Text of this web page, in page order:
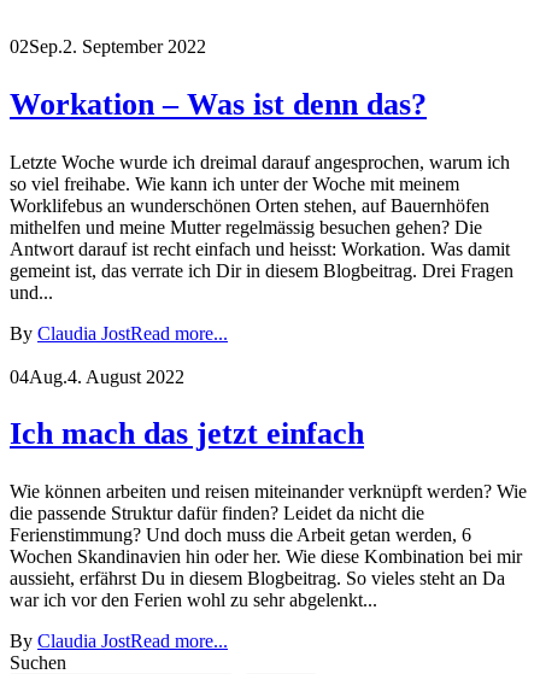
02Sep.2. September 2022
Workation – Was ist denn das?
Letzte Woche wurde ich dreimal darauf angesprochen, warum ich
so viel freihabe. Wie kann ich unter der Woche mit meinem
Worklifebus an wunderschönen Orten stehen, auf Bauernhöfen
mithelfen und meine Mutter regelmässig besuchen gehen? Die
Antwort darauf ist recht einfach und heisst: Workation. Was damit
gemeint ist, das verrate ich Dir in diesem Blogbeitrag. Drei Fragen
und...
By Claudia JostRead more...
04Aug.4. August 2022
Ich mach das jetzt einfach
Wie können arbeiten und reisen miteinander verknüpft werden? Wie
die passende Struktur dafür finden? Leidet da nicht die
Ferienstimmung? Und doch muss die Arbeit getan werden, 6
Wochen Skandinavien hin oder her. Wie diese Kombination bei mir
aussieht, erfährst Du in diesem Blogbeitrag. So vieles steht an Da
war ich vor den Ferien wohl zu sehr abgelenkt...
By Claudia JostRead more...
Suchen